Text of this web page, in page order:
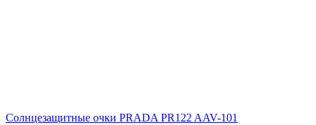
Солнцезащитные очки PRADA PR122 AAV-101